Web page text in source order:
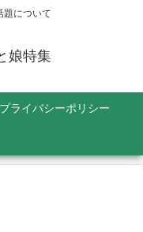
題について
娘特集
プライバシーポリシー